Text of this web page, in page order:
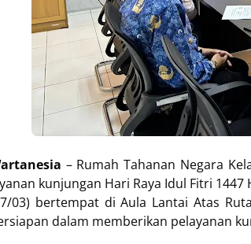
– Rumah Tahanan Negara
kunjungan Hari Raya Idul Fitri
03) bertempat di Aula Lantai Atas
dalam memberikan pelayanan